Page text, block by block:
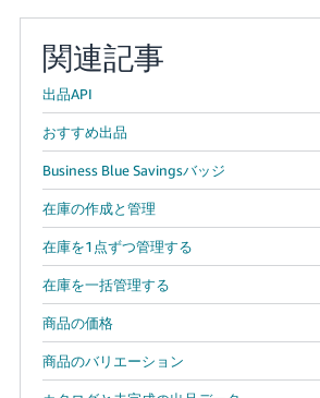
関連記事
出品API
おすすめ出品
Business Blue Savingsバッジ
在庫の作成と管理
在庫を1点ずつ管理する
在庫を一括管理する
商品の価格
商品のバリエーション